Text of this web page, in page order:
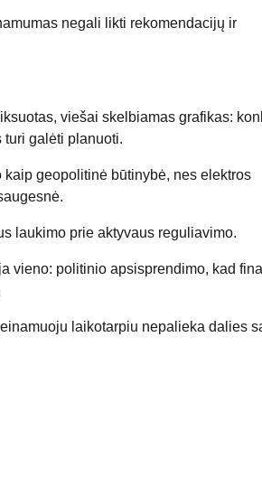
negali likti rekomendacijų ir
viešai skelbiamas grafikas:
turi galėti planuoti.
geopolitinė būtinybė, nes elektros
laukimo prie aktyvaus reguliavimo.
vieno: politinio apsisprendimo, kad
laikotarpiu nepalieka dalies